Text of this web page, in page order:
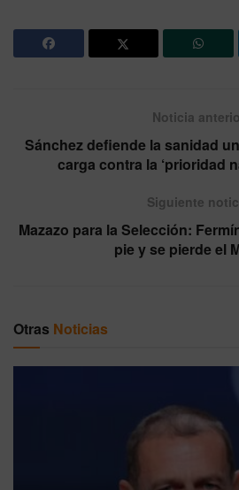
Noticia
Sánchez defiende la sanidad
carga contra la ‘prioridad
Siguiente
Mazazo para la Selección:
pie y se pierde el
Otras Noticias